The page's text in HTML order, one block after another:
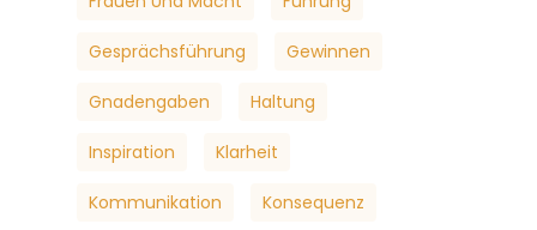
Gesprächsführung Gewinnen
Gnadengaben Haltung
Inspiration Klarheit
Kommunikation Konsequenz